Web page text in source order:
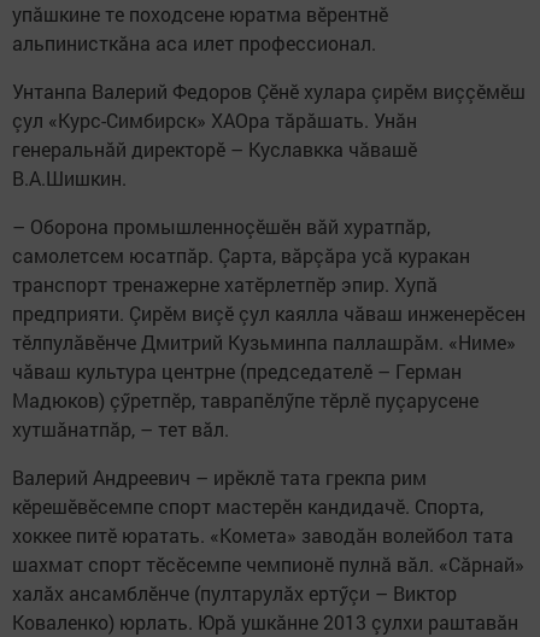
упăшкине те походсене юратма вӗрентнӗ
альпинисткăна аса илет профессионал.
Унтанпа Валерий Федоров Çӗнӗ хулара çирӗм виççӗмӗш
çул «Курс-Симбирск» ХАОра тăрăшать. Унăн
генеральнăй директорӗ – Куславкка чăвашӗ
В.А.Шишкин.
– Оборона промышленноçӗшӗн вăй хуратпăр,
самолетсем юсатпăр. Çарта, вăрçăра усă куракан
транспорт тренажерне хатӗрлетпӗр эпир. Хупă
предприяти. Çирӗм виçӗ çул каялла чăваш инженерӗсен
тӗлпулăвӗнче Дмитрий Кузьминпа паллашрăм. «Ниме»
чăваш культура центрне (председателӗ – Герман
Мадюков) çӳретпӗр, таврапӗлӳпе тӗрлӗ пуçарусене
хутшăнатпăр, – тет вăл.
Валерий Андреевич – ирӗклӗ тата грекпа рим
кӗрешӗвӗсемпе спорт мастерӗн кандидачӗ. Спорта,
хоккее питӗ юратать. «Комета» заводăн волейбол тата
шахмат спорт тӗсӗсемпе чемпионӗ пулнă вăл. «Сăрнай»
халăх ансамблӗнче (пултарулăх ертӳçи – Виктор
Коваленко) юрлать. Юрă ушкăнне 2013 çулхи раштавăн